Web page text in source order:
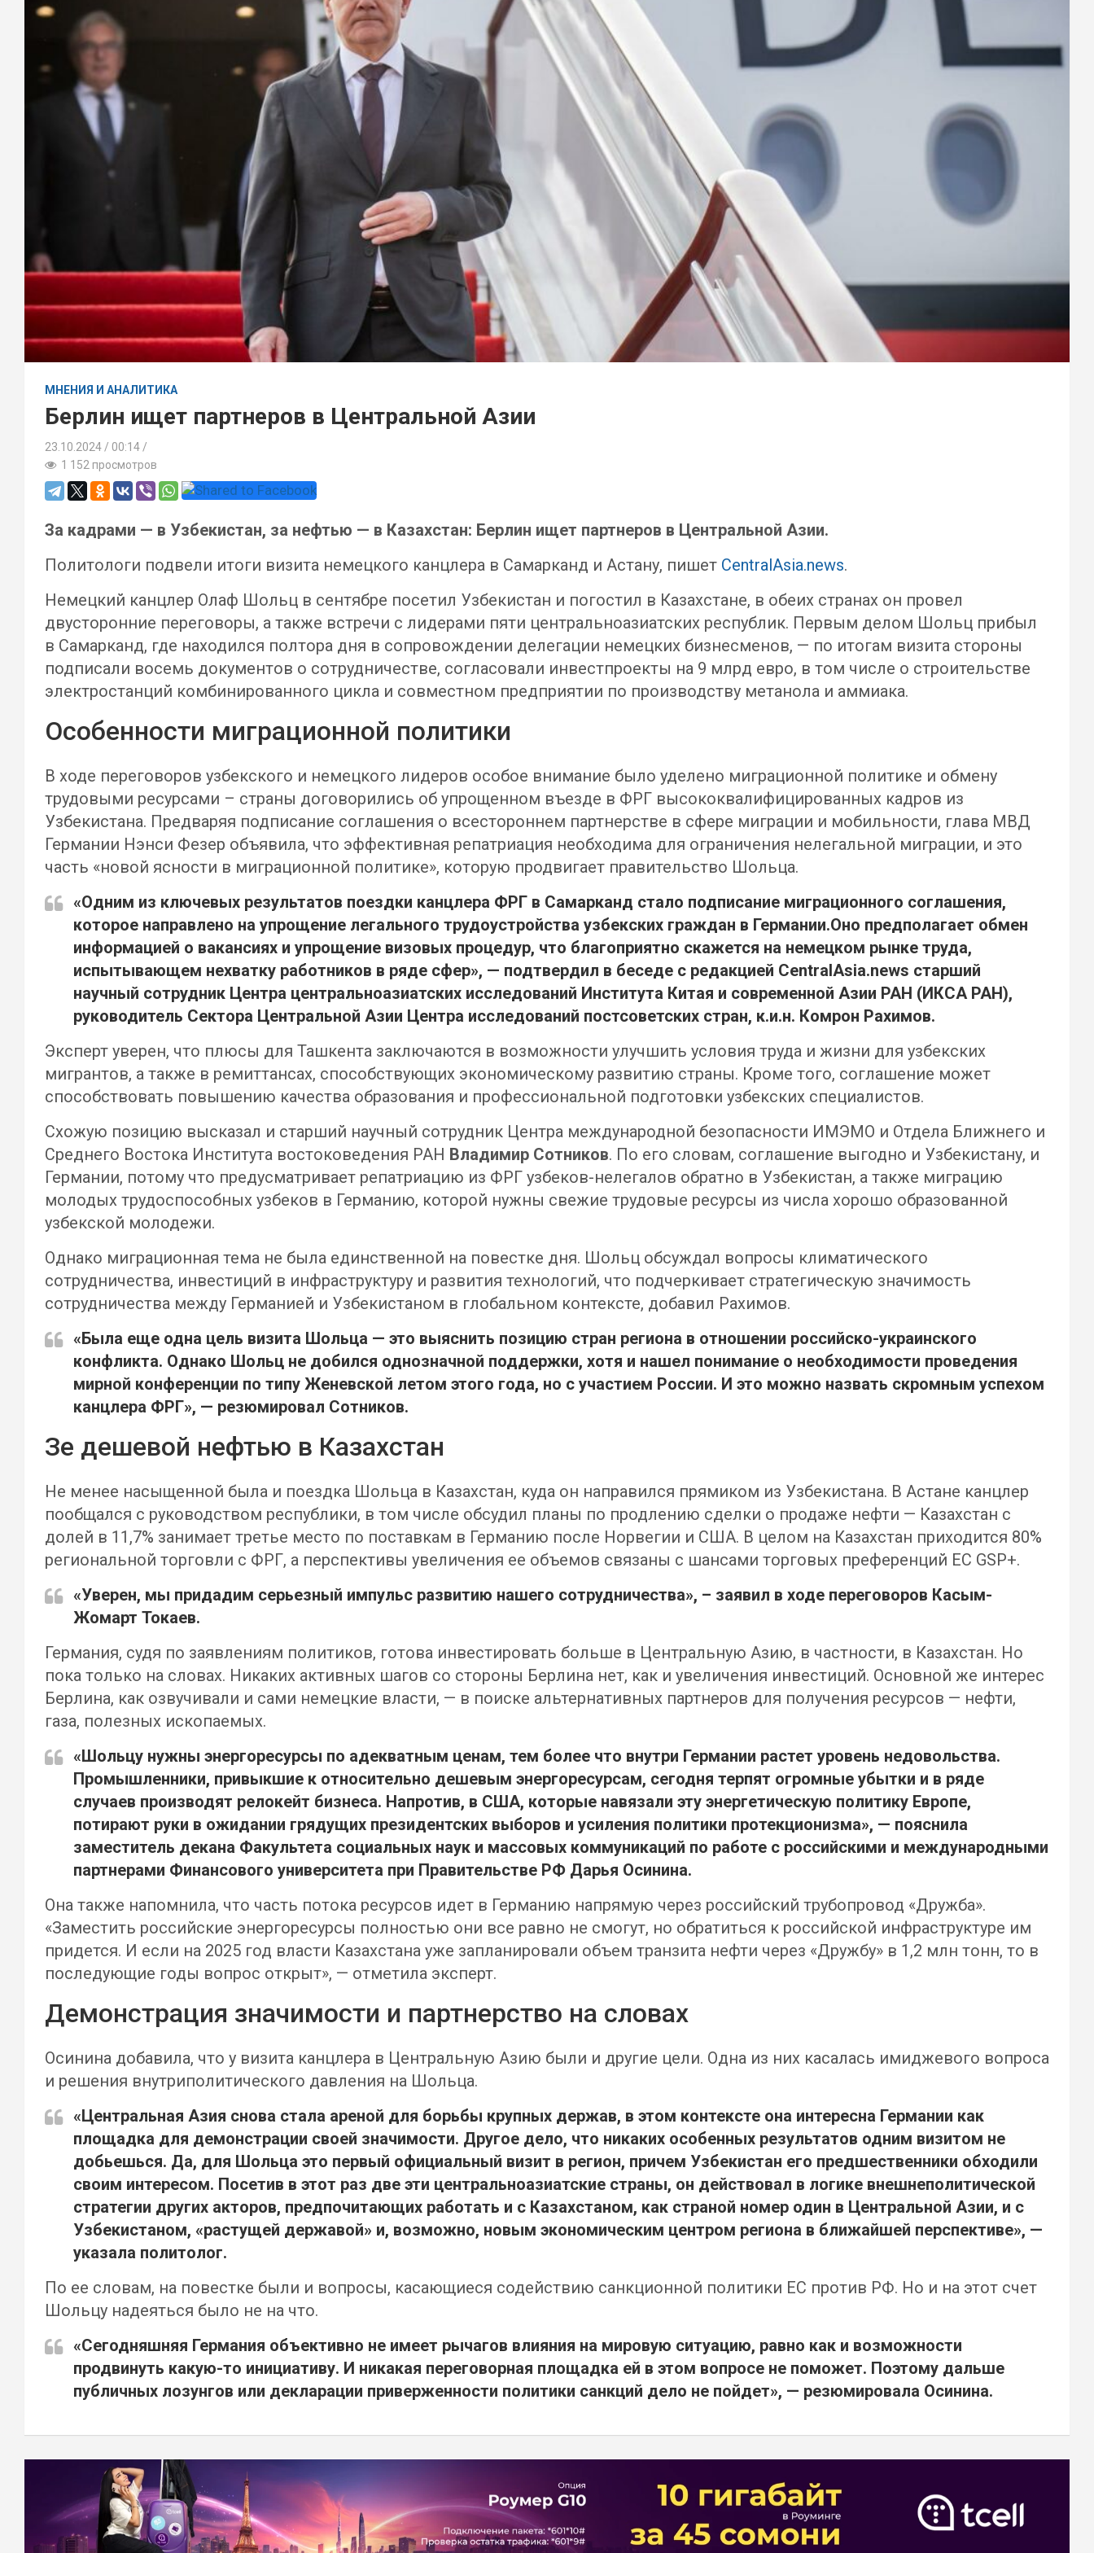
МНЕНИЯ И АНАЛИТИКА
Берлин ищет партнеров в Центральной Азии
23.10.2024
00:14 /
1 152 просмотров
За кадрами — в Узбекистан, за нефтью — в Казахстан: Берлин ищет партнеров в Центральной Азии.
Политологи подвели итоги визита немецкого канцлера в Самарканд и Астану, пишет CentralAsia.news.
Немецкий канцлер Олаф Шольц в сентябре посетил Узбекистан и погостил в Казахстане, в обеих странах он провел
двусторонние переговоры, а также встречи с лидерами пяти центральноазиатских республик. Первым делом Шольц прибыл
в Самарканд, где находился полтора дня в сопровождении делегации немецких бизнесменов, — по итогам визита стороны
подписали восемь документов о сотрудничестве, согласовали инвестпроекты на 9 млрд евро, в том числе о строительстве
электростанций комбинированного цикла и совместном предприятии по производству метанола и аммиака.
Особенности миграционной политики
В ходе переговоров узбекского и немецкого лидеров особое внимание было уделено миграционной политике и обмену
трудовыми ресурсами – страны договорились об упрощенном въезде в ФРГ высококвалифицированных кадров из
Узбекистана. Предваряя подписание соглашения о всестороннем партнерстве в сфере миграции и мобильности, глава МВД
Германии Нэнси Фезер объявила, что эффективная репатриация необходима для ограничения нелегальной миграции, и это
часть «новой ясности в миграционной политике», которую продвигает правительство Шольца.
«Одним из ключевых результатов поездки канцлера ФРГ в Самарканд стало подписание миграционного соглашения,
которое направлено на упрощение легального трудоустройства узбекских граждан в Германии.Оно предполагает обмен
информацией о вакансиях и упрощение визовых процедур, что благоприятно скажется на немецком рынке труда,
испытывающем нехватку работников в ряде сфер», — подтвердил в беседе с редакцией CentralAsia.news старший
научный сотрудник Центра центральноазиатских исследований Института Китая и современной Азии РАН (ИКСА РАН),
руководитель Сектора Центральной Азии Центра исследований постсоветских стран, к.и.н. Комрон Рахимов.
Эксперт уверен, что плюсы для Ташкента заключаются в возможности улучшить условия труда и жизни для узбекских
мигрантов, а также в ремиттансах, способствующих экономическому развитию страны. Кроме того, соглашение может
способствовать повышению качества образования и профессиональной подготовки узбекских специалистов.
Схожую позицию высказал и старший научный сотрудник Центра международной безопасности ИМЭМО и Отдела Ближнего и
Среднего Востока Института востоковедения РАН Владимир Сотников. По его словам, соглашение выгодно и Узбекистану, и
Германии, потому что предусматривает репатриацию из ФРГ узбеков-нелегалов обратно в Узбекистан, а также миграцию
молодых трудоспособных узбеков в Германию, которой нужны свежие трудовые ресурсы из числа хорошо образованной
узбекской молодежи.
Однако миграционная тема не была единственной на повестке дня. Шольц обсуждал вопросы климатического
сотрудничества, инвестиций в инфраструктуру и развития технологий, что подчеркивает стратегическую значимость
сотрудничества между Германией и Узбекистаном в глобальном контексте, добавил Рахимов.
«Была еще одна цель визита Шольца — это выяснить позицию стран региона в отношении российско-украинского
конфликта. Однако Шольц не добился однозначной поддержки, хотя и нашел понимание о необходимости проведения
мирной конференции по типу Женевской летом этого года, но с участием России. И это можно назвать скромным успехом
канцлера ФРГ», — резюмировал Сотников.
Зе дешевой нефтью в Казахстан
Не менее насыщенной была и поездка Шольца в Казахстан, куда он направился прямиком из Узбекистана. В Астане канцлер
пообщался с руководством республики, в том числе обсудил планы по продлению сделки о продаже нефти — Казахстан с
долей в 11,7% занимает третье место по поставкам в Германию после Норвегии и США. В целом на Казахстан приходится 80%
региональной торговли с ФРГ, а перспективы увеличения ее объемов связаны с шансами торговых преференций ЕС GSP+.
«Уверен, мы придадим серьезный импульс развитию нашего сотрудничества», – заявил в ходе переговоров Касым-
Жомарт Токаев.
Германия, судя по заявлениям политиков, готова инвестировать больше в Центральную Азию, в частности, в Казахстан. Но
пока только на словах. Никаких активных шагов со стороны Берлина нет, как и увеличения инвестиций. Основной же интерес
Берлина, как озвучивали и сами немецкие власти, — в поиске альтернативных партнеров для получения ресурсов — нефти,
газа, полезных ископаемых.
«Шольцу нужны энергоресурсы по адекватным ценам, тем более что внутри Германии растет уровень недовольства.
Промышленники, привыкшие к относительно дешевым энергоресурсам, сегодня терпят огромные убытки и в ряде
случаев производят релокейт бизнеса. Напротив, в США, которые навязали эту энергетическую политику Европе,
потирают руки в ожидании грядущих президентских выборов и усиления политики протекционизма», — пояснила
заместитель декана Факультета социальных наук и массовых коммуникаций по работе с российскими и международными
партнерами Финансового университета при Правительстве РФ Дарья Осинина.
Она также напомнила, что часть потока ресурсов идет в Германию напрямую через российский трубопровод «Дружба».
«Заместить российские энергоресурсы полностью они все равно не смогут, но обратиться к российской инфраструктуре им
придется. И если на 2025 год власти Казахстана уже запланировали объем транзита нефти через «Дружбу» в 1,2 млн тонн, то в
последующие годы вопрос открыт», — отметила эксперт.
Демонстрация значимости и партнерство на словах
Осинина добавила, что у визита канцлера в Центральную Азию были и другие цели. Одна из них касалась имиджевого вопроса
и решения внутриполитического давления на Шольца.
«Центральная Азия снова стала ареной для борьбы крупных держав, в этом контексте она интересна Германии как
площадка для демонстрации своей значимости. Другое дело, что никаких особенных результатов одним визитом не
добьешься. Да, для Шольца это первый официальный визит в регион, причем Узбекистан его предшественники обходили
своим интересом. Посетив в этот раз две эти центральноазиатские страны, он действовал в логике внешнеполитической
стратегии других акторов, предпочитающих работать и с Казахстаном, как страной номер один в Центральной Азии, и с
Узбекистаном, «растущей державой» и, возможно, новым экономическим центром региона в ближайшей перспективе», —
указала политолог.
По ее словам, на повестке были и вопросы, касающиеся содействию санкционной политики ЕС против РФ. Но и на этот счет
Шольцу надеяться было не на что.
«Сегодняшняя Германия объективно не имеет рычагов влияния на мировую ситуацию, равно как и возможности
продвинуть какую-то инициативу. И никакая переговорная площадка ей в этом вопросе не поможет. Поэтому дальше
публичных лозунгов или декларации приверженности политики санкций дело не пойдет», — резюмировала Осинина.
Навигация
записям